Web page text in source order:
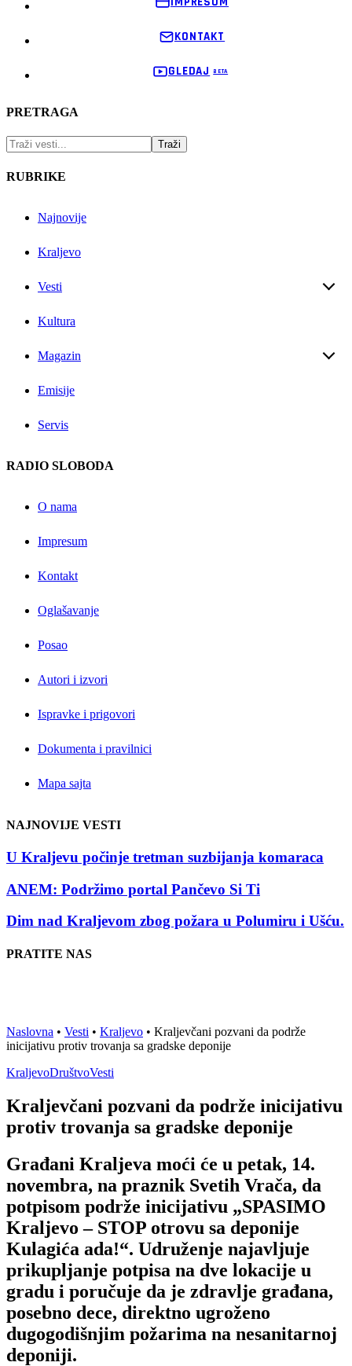
KONTAKT
GLEDAJ
PRETRAGA
RUBRIKE
Najnovije
Kraljevo
Vesti
Kultura
Magazin
Emisije
Servis
RADIO SLOBODA
O nama
Impresum
Kontakt
Oglašavanje
Posao
Autori i izvori
Ispravke i prigovori
Dokumenta i pravilnici
Mapa sajta
NAJNOVIJE VESTI
U Kraljevu počinje tretman suzbijanja komaraca
ANEM: Podržimo portal Pančevo Si Ti
Dim nad Kraljevom zbog požara u Polumiru i Ušću.
PRATITE NAS
Naslovna • Vesti • Kraljevo • Kraljevčani pozvani da podrže
inicijativu protiv trovanja sa gradske deponije
KraljevoDruštvoVesti
Kraljevčani pozvani da podrže inicijativu
protiv trovanja sa gradske deponije
Građani Kraljeva moći će u petak, 14.
novembra, na praznik Svetih Vrača, da
potpisom podrže inicijativu „SPASIMO
Kraljevo – STOP otrovu sa deponije
Kulagića ada!“. Udruženje najavljuje
prikupljanje potpisa na dve lokacije u
gradu i poručuje da je zdravlje građana,
posebno dece, direktno ugroženo
dugogodišnjim požarima na nesanitarnoj
deponiji.